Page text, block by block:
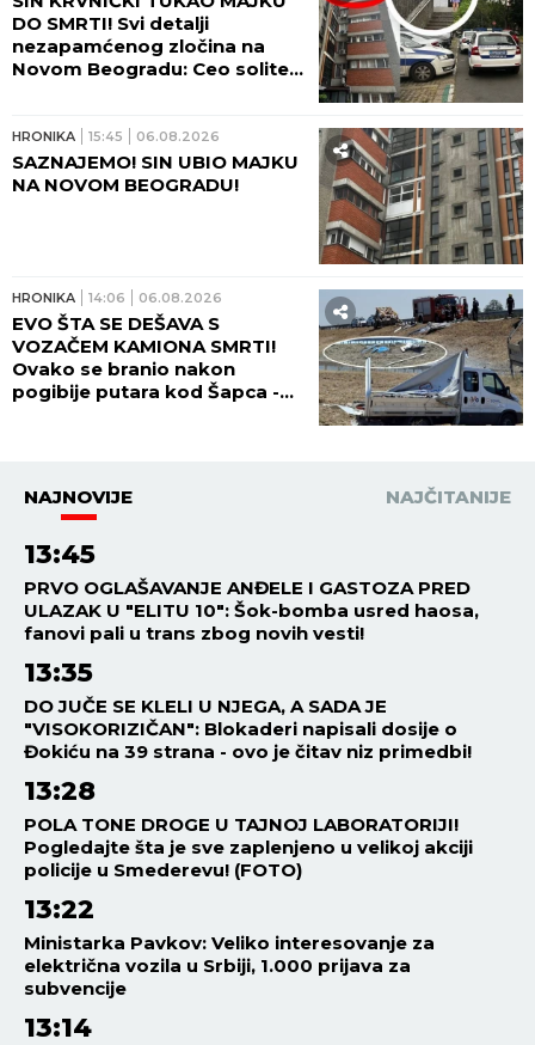
DO SMRTI! Svi detalji
nezapamćenog zločina na
Novom Beogradu: Ceo soliter
HRONIKA 15:45 06.08.2026
SAZNAJEMO! SIN UBIO MAJKU
NA NOVOM BEOGRADU!
HRONIKA 14:06 06.08.2026
EVO ŠTA SE DEŠAVA S
VOZAČEM KAMIONA SMRTI!
Ovako se branio nakon
pogibije putara kod Šapca -
NAJNOVIJE NAJČITANIJE
13:45
PRVO OGLAŠAVANJE ANĐELE I GASTOZA PRED
ULAZAK U "ELITU 10": Šok-bomba usred haosa,
fanovi pali u trans zbog novih vesti!
13:35
DO JUČE SE KLELI U NJEGA, A SADA JE
"VISOKORIZIČAN": Blokaderi napisali dosije o
Đokiću na 39 strana - ovo je čitav niz primedbi!
13:28
POLA TONE DROGE U TAJNOJ LABORATORIJI!
Pogledajte šta je sve zaplenjeno u velikoj akciji
policije u Smederevu! (FOTO)
13:22
Ministarka Pavkov: Veliko interesovanje za
električna vozila u Srbiji, 1.000 prijava za
subvencije
13:14